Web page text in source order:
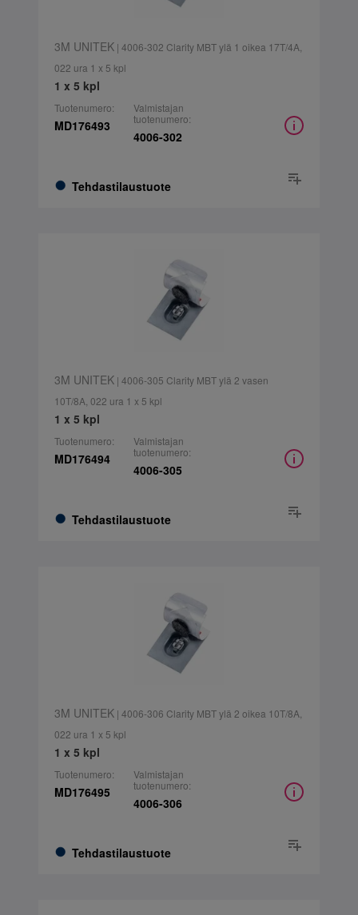
3M UNITEK| 4006-302 Clarity MBT ylä 1 oikea 17T/4A,
022 ura 1 x 5 kpl
1 x 5 kpl
Tuotenumero:
MD176493
Tehdastilaustuote
Valmistajan
tuotenumero:
4006-302
3M UNITEK| 4006-305 Clarity MBT ylä 2 vasen
10T/8A, 022 ura 1 x 5 kpl
1 x 5 kpl
Tuotenumero:
MD176494
Tehdastilaustuote
Valmistajan
tuotenumero:
4006-305
3M UNITEK| 4006-306 Clarity MBT ylä 2 oikea 10T/8A,
022 ura 1 x 5 kpl
1 x 5 kpl
Tuotenumero:
MD176495
Tehdastilaustuote
Valmistajan
tuotenumero:
4006-306